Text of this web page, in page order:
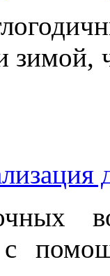
зимой,
с